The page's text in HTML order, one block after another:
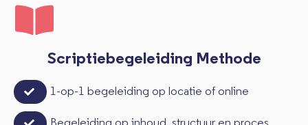
Scriptiebegeleiding Methode
1-op-1 begeleiding op locatie of online